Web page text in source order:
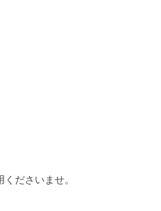
ださいませ。